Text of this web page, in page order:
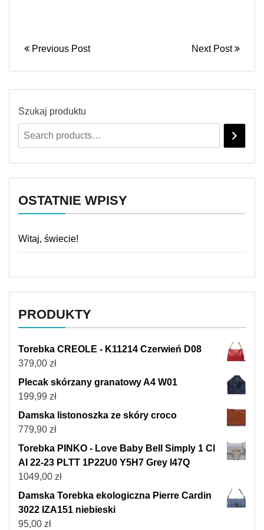
Previous Post Next Post
Szukaj produktu
OSTATNIE WPISY
Witaj, świecie!
PRODUKTY
Torebka CREOLE - K11214 Czerwień D08
379,00 zł
Plecak skórzany granatowy A4 W01
199,99 zł
Damska listonoszka ze skóry croco
779,90 zł
Torebka PINKO - Love Baby Bell Simply 1 Cl
AI 22-23 PLTT 1P22U0 Y5H7 Grey I47Q
1049,00 zł
Damska Torebka ekologiczna Pierre Cardin
3022 IZA151 niebieski
95,00 zł